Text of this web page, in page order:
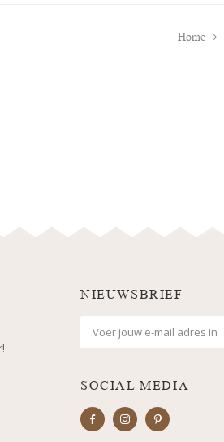
Home
NIEUWSBRIEF
SOCIAL MEDIA